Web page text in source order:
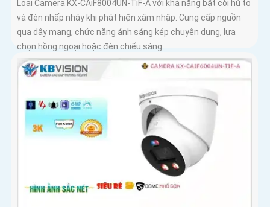
Loại Camera KX-CAiF8004UN-TiF-A với khả năng bật còi hú to
và đèn nhấp nháy khi phát hiện xâm nhập. Cung cấp nguồn
qua dây mạng, chức năng ánh sáng kép chuyên dụng, lựa
chọn hồng ngoại hoặc đèn chiếu sáng